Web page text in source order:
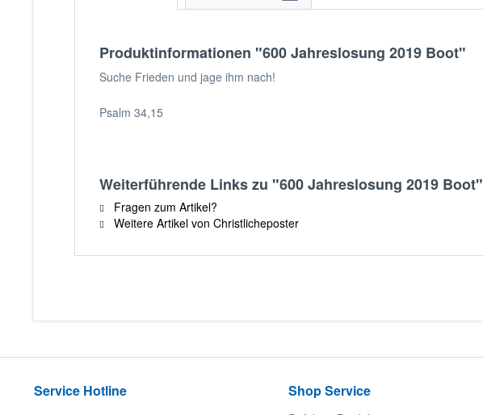
Produktinformationen "600 Jahreslosung 2019 Boot"
Suche Frieden und jage ihm nach!
Psalm 34,15
Weiterführende Links zu "600 Jahreslosung 2019 Boot"
Fragen zum Artikel?
Weitere Artikel von Christlicheposter
Service Hotline Shop Service